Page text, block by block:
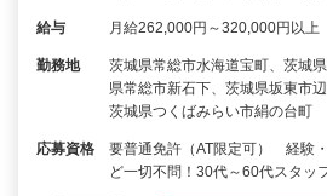
給与 月給262,000円～320,000円以上
勤務地
茨城県常総市水海道宝町、茨城
県常総市新石下、茨城県坂東市
茨城県つくばみらい市絹の台町
応募資格
要普通免許（AT限定可） 経験
ど一切不問！30代～60代スタッ